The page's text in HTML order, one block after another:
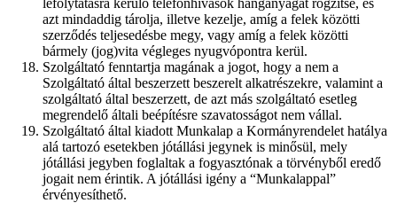
azt mindaddig tárolja, illetve kezelje, amíg a felek közötti
szerződés teljesedésbe megy, vagy amíg a felek közötti
bármely (jog)vita végleges nyugvópontra kerül.
Szolgáltató fenntartja magának a jogot, hogy a nem a
Szolgáltató által beszerzett beszerelt alkatrészekre, valamint a
szolgáltató által beszerzett, de azt más szolgáltató esetleg
megrendelő általi beépítésre szavatosságot nem vállal.
Szolgáltató által kiadott Munkalap a Kormányrendelet hatálya
alá tartozó esetekben jótállási jegynek is minősül, mely
jótállási jegyben foglaltak a fogyasztónak a törvényből eredő
jogait nem érintik. A jótállási igény a “Munkalappal”
érvényesíthető.